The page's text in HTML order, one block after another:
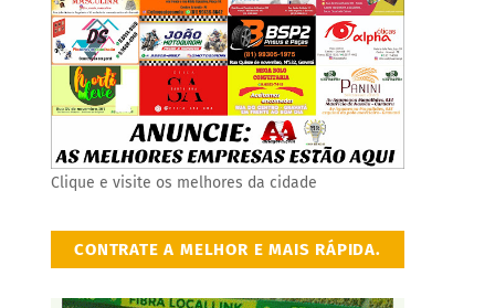
Clique e visite os melhores da cidade
CONTRATE A MELHOR E MAIS RÁPIDA.